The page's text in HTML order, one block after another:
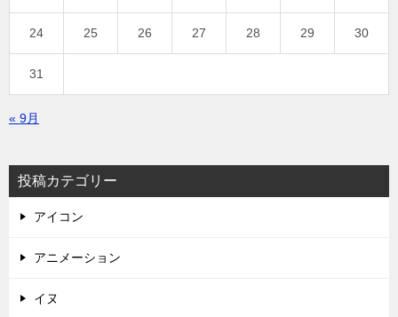
24 25 26 27 28 29 30
31
« 9月
投稿カテゴリー
アイコン
アニメーション
イヌ